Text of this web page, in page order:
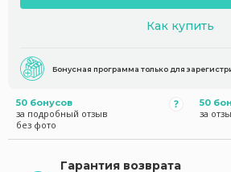
Как купить
Бонусная программа только для
50 бонусов
за подробный отзыв
без фото
50
за
Гарантия возврата